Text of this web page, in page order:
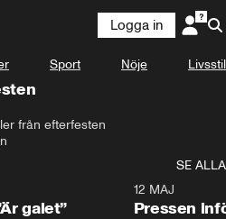
Logga in
Sport Nöje Livsstil
från efterfesten
SE ALLA
galet”
12 MAJ
Pressen